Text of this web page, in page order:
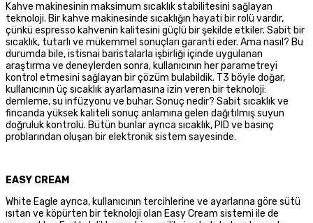
Kahve makinesinin maksimum sıcaklık stabilitesini sağlayan
teknoloji. Bir kahve makinesinde sıcaklığın hayati bir rolü vardır,
çünkü espresso kahvenin kalitesini güçlü bir şekilde etkiler. Sabit bir
sıcaklık, tutarlı ve mükemmel sonuçları garanti eder. Ama nasıl? Bu
durumda bile, istisnai baristalarla işbirliği içinde uygulanan
araştırma ve deneylerden sonra, kullanıcının her parametreyi
kontrol etmesini sağlayan bir çözüm bulabildik. T3 böyle doğar,
kullanıcının üç sıcaklık ayarlamasına izin veren bir teknoloji:
demleme, su infüzyonu ve buhar. Sonuç nedir? Sabit sıcaklık ve
fincanda yüksek kaliteli sonuç anlamına gelen dağıtılmış suyun
doğruluk kontrolü. Bütün bunlar ayrıca sıcaklık, PID ve basınç
problarından oluşan bir elektronik sistem sayesinde.
EASY CREAM
White Eagle ayrıca, kullanıcının tercihlerine ve ayarlarına göre sütü
ısıtan ve köpürten bir teknoloji olan Easy Cream sistemi ile de